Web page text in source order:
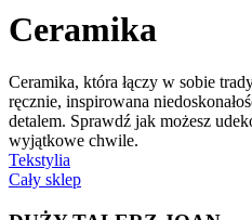
Ceramika
Ceramika, która łączy w sobie
ręcznie, inspirowana
detalem. Sprawdź jak możesz
wyjątkowe chwile.
Tekstylia
Cały sklep